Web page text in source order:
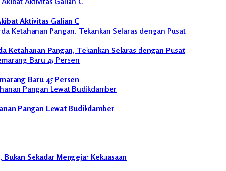
Aktivitas Galian C
Ketahanan Pangan, Tekankan Selaras dengan Pusat
Baru 45 Persen
Pangan Lewat Budikdamber
Sekadar Mengejar Kekuasaan